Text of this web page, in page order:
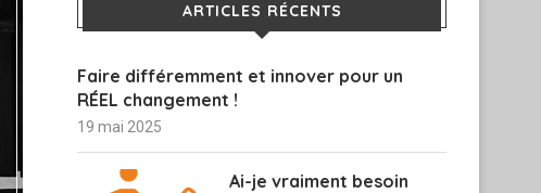
ARTICLES RÉCENTS
Faire différemment et innover pour un
RÉEL changement !
19 mai 2025
Ai-je vraiment besoin